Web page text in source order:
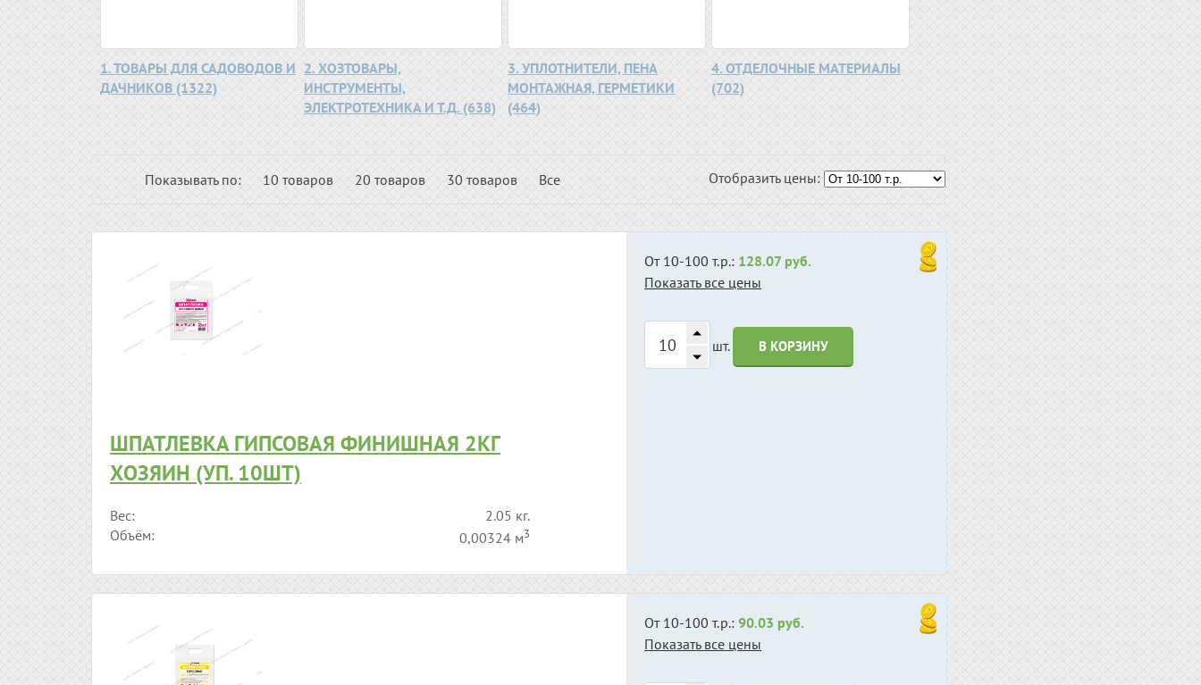
1. ТОВАРЫ ДЛЯ САДОВОДОВ И
ДАЧНИКОВ (1322)
2. ХОЗТОВАРЫ,
ИНСТРУМЕНТЫ,
ЭЛЕКТРОТЕХНИКА И Т.Д. (638)
3. УПЛОТНИТЕЛИ, ПЕНА
МОНТАЖНАЯ, ГЕРМЕТИКИ
(464)
4. ОТДЕЛОЧНЫЕ МАТЕРИАЛЫ
(702)
Показывать по: 10 товаров 20 товаров 30 товаров Все Отобразить цены:
ШПАТЛЕВКА ГИПСОВАЯ ФИНИШНАЯ 2КГ
ХОЗЯИН (УП. 10ШТ)
Вес:
2.05 кг.
Объём:
0,00324 м3
От 10-100 т.р.: 128.07 руб.
Показать все цены
шт. В КОРЗИНУ
От 10-100 т.р.:90.03 руб.
Показать все цены